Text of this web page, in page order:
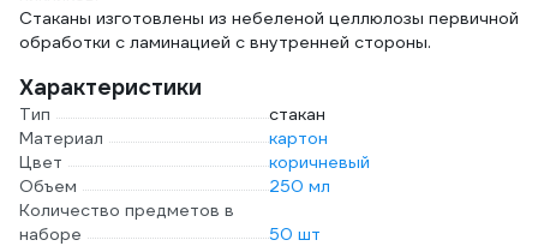
Стаканы изготовлены из небеленой целлюлозы первичной
обработки с ламинацией с внутренней стороны.
Характеристики
Тип
стакан
Материал
картон
Цвет
коричневый
Объем
250 мл
Количество предметов в
наборе
50 шт